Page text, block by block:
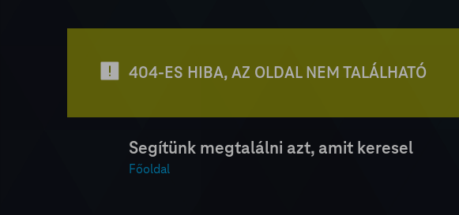
404-ES HIBA, AZ OLDAL NEM TALÁLHATÓ
Segítünk megtalálni azt, amit keresel
Főoldal